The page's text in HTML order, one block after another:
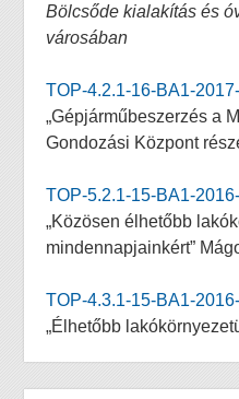
Bölcsőde kialakítás és
városában
TOP-4.2.1-16-BA1-
„Gépjárműbeszerzés a
Gondozási Központ
TOP-5.2.1-15-BA1-
„Közösen élhetőbb
mindennapjainkért”
TOP-4.3.1-15-BA1-
„Élhetőbb